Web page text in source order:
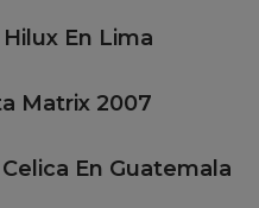
En Lima
Matrix 2007
En Guatemala